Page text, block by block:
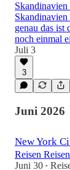
genau das ist
noch einmal
Juli 3
3
Juni 2026
New York
Reisen
Juni 30 •